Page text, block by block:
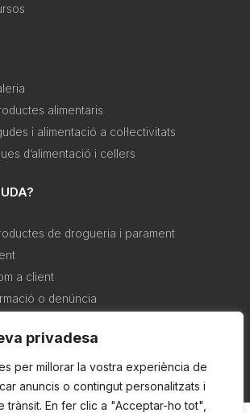
privadesa
per millorar la vostra experiència de
anuncis o contingut personalitzats i
trànsit. En fer clic a "Acceptar-ho tot",
alimentaris
i alimentació a col·lectivitats
d’alimentació i cellers
de drogueria i parament
a client
o denúncia
Política de
privadesa
compra